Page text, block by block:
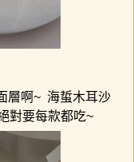
層啊~ 海蜇木耳沙
對要每款都吃~